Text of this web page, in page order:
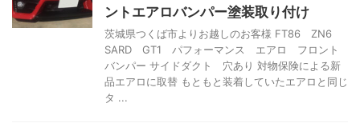
ントエアロバンパー塗装取り付け
茨城県つくば市よりお越しのお客様 FT86 ZN6
SARD GT1 パフォーマンス エアロ フロント
バンパー サイドダクト 穴あり 対物保険による新
品エアロに取替 もともと装着していたエアロと同じ
タ ...